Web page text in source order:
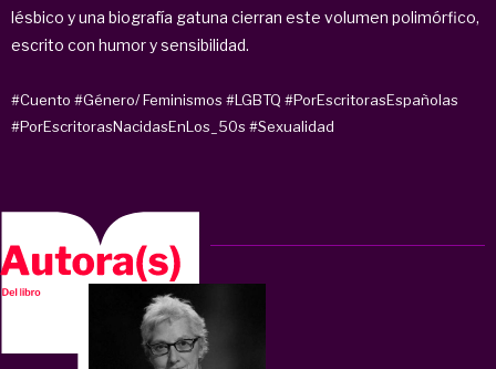
lésbico y una biografía gatuna cierran este volumen polimórfico,
escrito con humor y sensibilidad.
#Cuento #Género/ Feminismos #LGBTQ #PorEscritorasEspañolas
#PorEscritorasNacidasEnLos_50s #Sexualidad